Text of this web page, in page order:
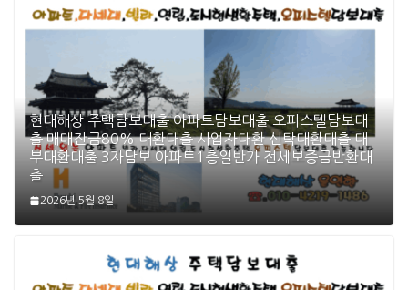
현대해상 주택담보대출 아파트담보대출 오피스텔담보대
출 매매잔금80% 대환대출 사업자대환 신탁대환대출 대
부대환대출 3자담보 아파트1층일반가 전세보증금반환대
출
2026년 5월 8일